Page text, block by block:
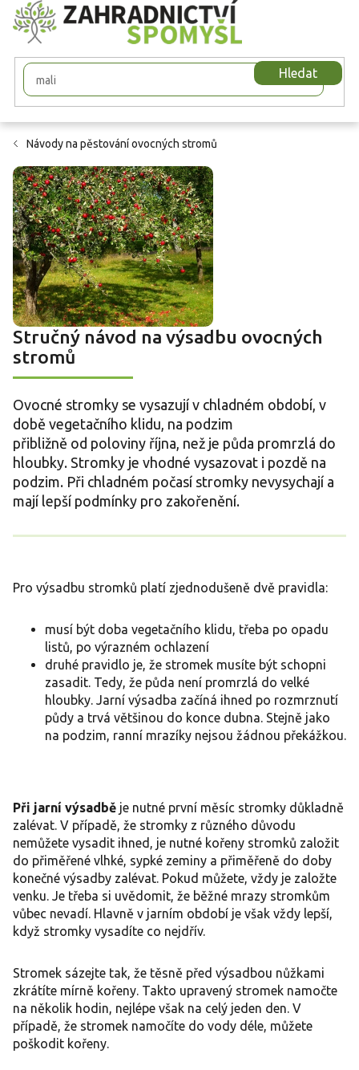
Přejít
na
obsah
Hledat
Návody na pěstování ovocných stromů
Stručný návod na výsadbu ovocných
stromů
Ovocné stromky se vysazují v chladném období, v
době vegetačního klidu, na podzim
přibližně od poloviny října, než je půda promrzlá do
hloubky. Stromky je vhodné vysazovat i pozdě na
podzim. Při chladném počasí stromky nevysychají a
mají lepší podmínky pro zakořenění.
Pro výsadbu stromků platí zjednodušeně dvě pravidla:
musí být doba vegetačního klidu, třeba po opadu
listů, po výrazném ochlazení
druhé pravidlo je, že stromek musíte být schopni
zasadit. Tedy, že půda není promrzlá do velké
hloubky. Jarní výsadba začíná ihned po rozmrznutí
půdy a trvá většinou do konce dubna. Stejně jako
na podzim, ranní mrazíky nejsou žádnou překážkou.
Při jarní výsadbě je nutné první měsíc stromky důkladně
zalévat. V případě, že stromky z různého důvodu
nemůžete vysadit ihned, je nutné kořeny stromků založit
do přiměřené vlhké, sypké zeminy a přiměřeně do doby
konečné výsadby zalévat. Pokud můžete, vždy je založte
venku. Je třeba si uvědomit, že běžné mrazy stromkům
vůbec nevadí. Hlavně v jarním období je však vždy lepší,
když stromky vysadíte co nejdřív.
Stromek sázejte tak, že těsně před výsadbou nůžkami
zkrátíte mírně kořeny. Takto upravený stromek namočte
na několik hodin, nejlépe však na celý jeden den. V
případě, že stromek namočíte do vody déle, můžete
poškodit kořeny.